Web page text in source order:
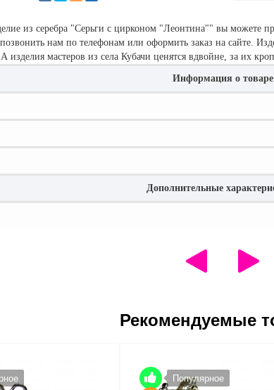
из серебра "Серьги с цирконом "Леонтина"" вы можете
позвонить нам по телефонам или оформить заказ на сайте.
изделия мастеров из села Кубачи ценятся вдвойне, за их
Информация о товаре
Дополнительные
Рекомендуемые
Популярное